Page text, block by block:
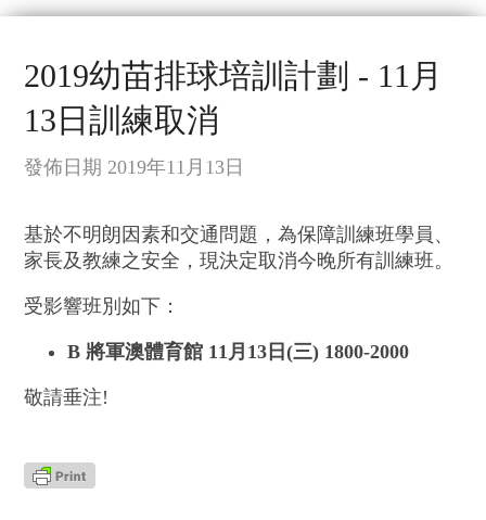
2019幼苗排球培訓計劃 - 11月
13日訓練取消
發佈日期 2019年11月13日
基於不明朗因素和交通問題，為保障訓練班學員、
家長及教練之安全，現決定取消今晚所有訓練班。
受影響班別如下：
B 將軍澳體育館 11月13日(三) 1800-2000
敬請垂注!